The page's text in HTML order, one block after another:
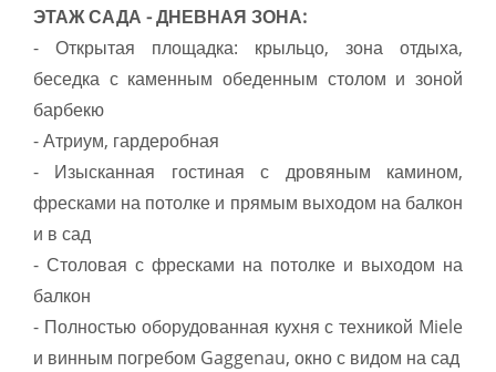
ЭТАЖ САДА - ДНЕВНАЯ ЗОНА:
- Открытая площадка: крыльцо, зона отдыха,
беседка с каменным обеденным столом и зоной
барбекю
- Атриум, гардеробная
- Изысканная гостиная с дровяным камином,
фресками на потолке и прямым выходом на балкон
и в сад
- Столовая с фресками на потолке и выходом на
балкон
- Полностью оборудованная кухня с техникой Miele
и винным погребом Gaggenau, окно с видом на сад